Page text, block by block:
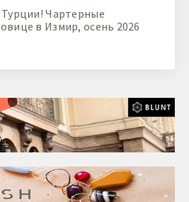
Чартерные
в Измир, осень 2026